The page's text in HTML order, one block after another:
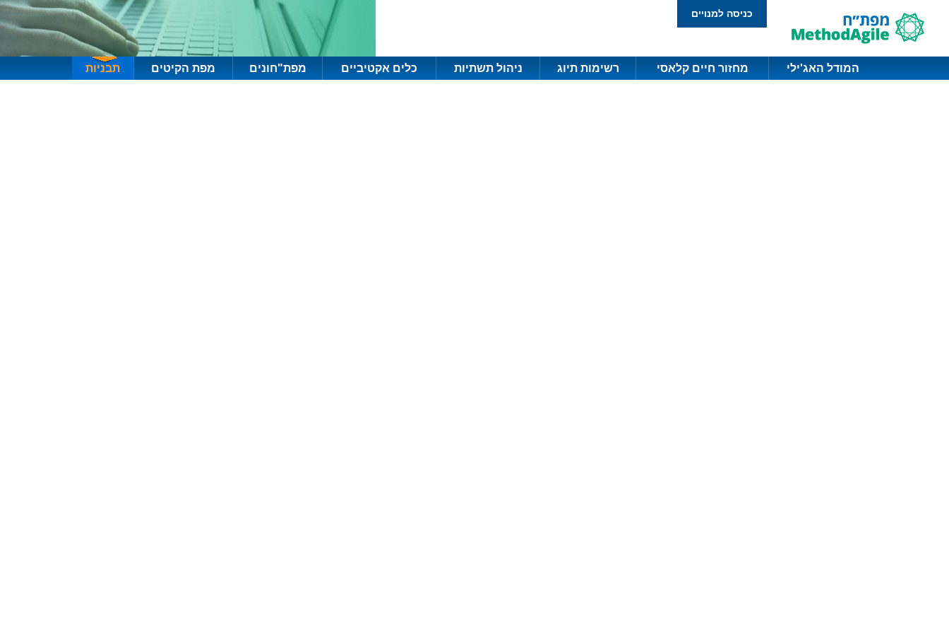
כניסה למנויים
המודל האג'ילי מחזור חיים קלאסי רשימות תיוג ניהול תשתיות כלים אקטיביים מפת"חונים מפת הקיטים תבניות